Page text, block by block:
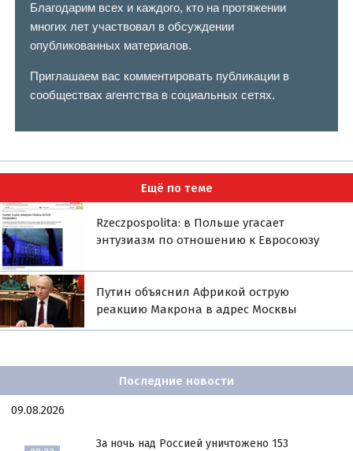
Благодарим всех и каждого, кто на протяжении
многих лет участвовал в обсуждении
опубликованных материалов.
Приглашаем вас комментировать публикации в
сообществах агентства в социальных сетях.
Ещё по теме
Rzeczpospolita: в Польше угасает
энтузиазм по отношению к Евросоюзу
Путин объяснил Африкой острую
реакцию Макрона в адрес Москвы
Последние новости
09.08.2026
За ночь над Россией уничтожено 153